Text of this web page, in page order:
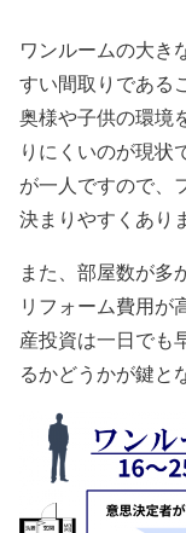
ワンルームの大き
すい間取りである
奥様や子供の環境
りにくいのが現状
が一人ですので、
決まりやすくあり
また、部屋数が多
リフォーム費用が
産投資は一日でも
るかどうかが鍵と